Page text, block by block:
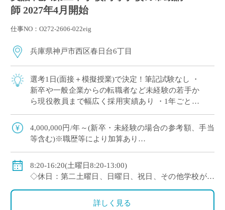
師 2027年4月開始
仕事NO：O272-2606-022eig
兵庫県神戸市西区春日台6丁目
選考1日(面接＋模擬授業)で決定！筆記試験なし ・
新卒や一般企業からの転職者など未経験の若手か
ら現役教員まで幅広く採用実績あり ・1年ごとに
会で活躍する運動部を多数擁しながら […]
4,000,000円/年～(新卒・未経験の場合の参考額、手当
等含む)※職歴等により加算あり
・30歳(教諭・配偶者あり)：約660万円
・40歳(教諭・配偶者及び子２人)：約860万円
・50歳(教諭・配偶者及び子２人)：約940万円
◇賞与：有(過去実績3.55ヶ月分＋30万円)
8:20-16:20(土曜日8:20-13:00)
◇休日：第二土曜日、日曜日、祝日、その他学校が定
詳しく見る